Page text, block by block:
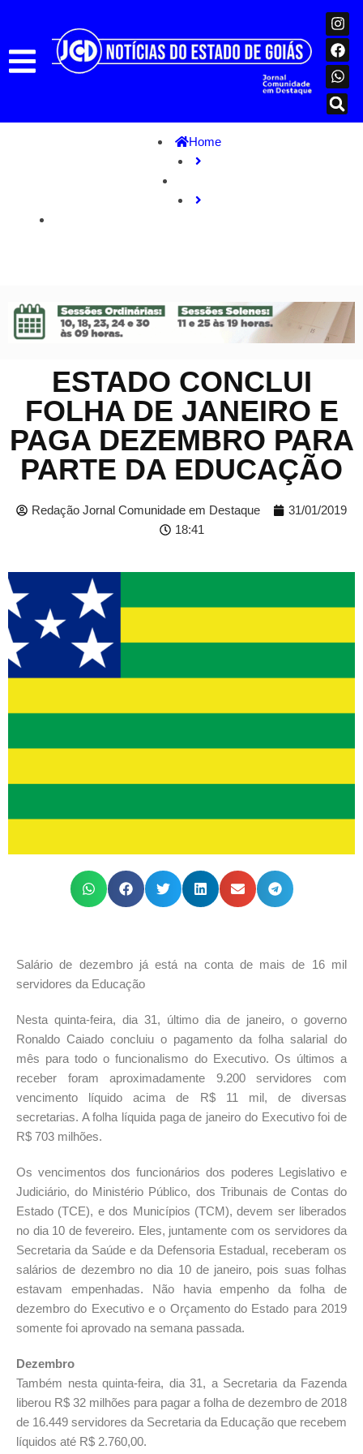
Home
ESTADO CONCLUI
FOLHA DE JANEIRO E
PAGA DEZEMBRO PARA
PARTE DA EDUCAÇÃO
Redação Jornal Comunidade em Destaque
31/01/2019
18:41
Salário de dezembro já está na conta de mais de 16 mil
servidores da Educação
Nesta quinta-feira, dia 31, último dia de janeiro, o governo
Ronaldo Caiado concluiu o pagamento da folha salarial do
mês para todo o funcionalismo do Executivo. Os últimos a
receber foram aproximadamente 9.200 servidores com
vencimento líquido acima de R$ 11 mil, de diversas
secretarias. A folha líquida paga de janeiro do Executivo foi de
R$ 703 milhões.
Os vencimentos dos funcionários dos poderes Legislativo e
Judiciário, do Ministério Público, dos Tribunais de Contas do
Estado (TCE), e dos Municípios (TCM), devem ser liberados
no dia 10 de fevereiro. Eles, juntamente com os servidores da
Secretaria da Saúde e da Defensoria Estadual, receberam os
salários de dezembro no dia 10 de janeiro, pois suas folhas
estavam empenhadas. Não havia empenho da folha de
dezembro do Executivo e o Orçamento do Estado para 2019
somente foi aprovado na semana passada.
Dezembro
Também nesta quinta-feira, dia 31, a Secretaria da Fazenda
liberou R$ 32 milhões para pagar a folha de dezembro de 2018
de 16.449 servidores da Secretaria da Educação que recebem
líquidos até R$ 2.760,00.